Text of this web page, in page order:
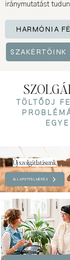
iránymutatást
HARMÓNIA
SZAKÉRTŐINK
TÖLTŐDJ
ÁLLAPOTFELMÉRÉS
Új szolgátlatásunk